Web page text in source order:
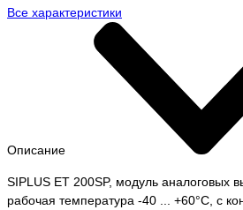
Все характеристики
Описание
SIPLUS ET 200SP, модуль аналоговых
рабочая температура -40 ... +60°C, с